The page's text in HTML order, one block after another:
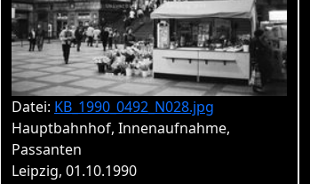
Datei: KB_1990_0492_N028.jpg
Hauptbahnhof, Innenaufnahme,
Passanten
Leipzig, 01.10.1990